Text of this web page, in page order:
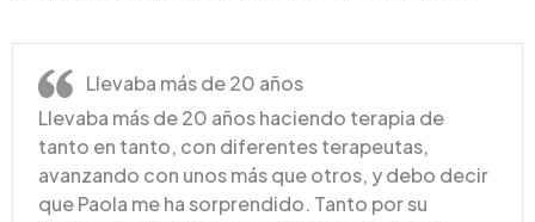
Llevaba más de 20 años
Llevaba más de 20 años haciendo terapia de
tanto en tanto, con diferentes terapeutas,
avanzando con unos más que otros, y debo decir
que Paola me ha sorprendido. Tanto por su